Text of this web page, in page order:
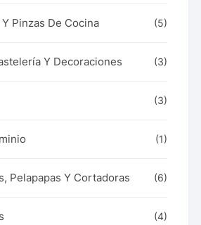
Pinzas De Cocina (5)
Y Decoraciones (3)
(3)
(1)
Pelapapas Y Cortadoras (6)
(4)